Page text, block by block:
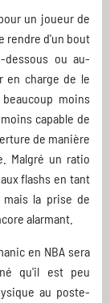
un joueur de
rendre d'un bout
ou au-
en charge de le
moins
capable de
de manière
Malgré un ratio
flashs en tant
la prise de
alarmant.
en NBA sera
qu'il est peu
au poste-